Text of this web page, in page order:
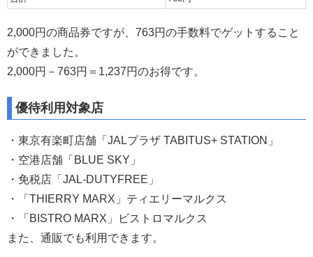
2,000円の商品券ですが、763円の手数料でゲットすること
ができました。
2,000円－763円＝1,237円のお得です。
優待利用対象店
・東京有楽町店舗「JALプラザ TABITUS+ STATION」
・空港店舗「BLUE SKY」
・免税店「JAL-DUTYFREE」
・「THIERRY MARX」ティエリーマルクス
・「BISTRO MARX」ビストロマルクス
また、通販でも利用できます。